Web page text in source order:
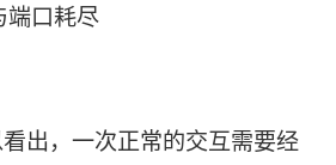
端口耗尽
出，一次正常的交互需要经